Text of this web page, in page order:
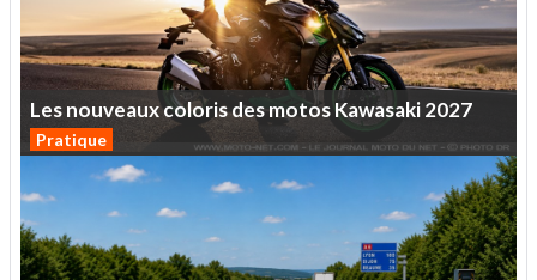
LesnouveauxcolorisdesmotosKawasaki2027
Pratique